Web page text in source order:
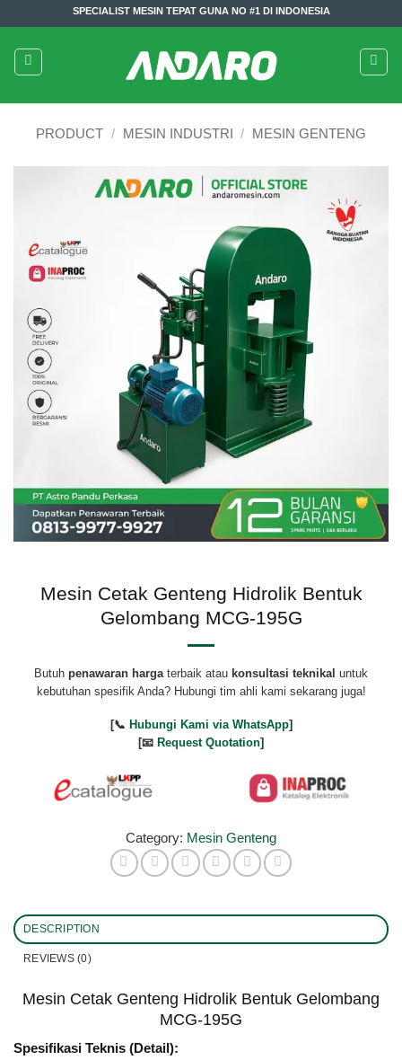
to
content
SPECIALIST MESIN TEPAT GUNA NO #1 DI INDONESIA
PRODUCT / MESIN INDUSTRI / MESIN GENTENG
Mesin Cetak Genteng Hidrolik Bentuk
Gelombang MCG-195G
Butuh penawaran harga terbaik atau konsultasi teknikal untuk
kebutuhan spesifik Anda? Hubungi tim ahli kami sekarang juga!
[📞 Hubungi Kami via WhatsApp]
[📧 Request Quotation]
Category: Mesin Genteng
DESCRIPTION
REVIEWS (0)
Mesin Cetak Genteng Hidrolik Bentuk Gelombang
MCG-195G
Spesifikasi Teknis (Detail):